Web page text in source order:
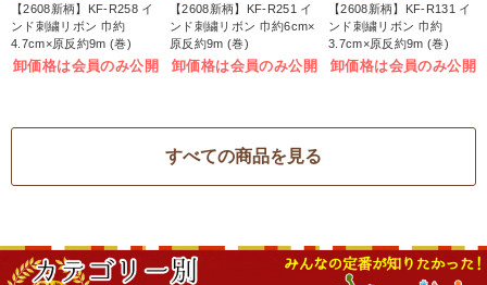
【2608新柄】KF-R258 イ
ンド刺繍リボン 巾約
4.7cm×原反約9m (巻)
卸価格は会員のみ公開
【2608新柄】KF-R251 イ
ンド刺繍リボン 巾約6cm×
原反約9m (巻)
卸価格は会員のみ公開
【2608新柄】KF-R131 イ
ンド刺繍リボン 巾約
3.7cm×原反約9m (巻)
卸価格は会員のみ公開
すべての商品を見る